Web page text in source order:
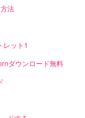
法
レット1
ダウンロード無料